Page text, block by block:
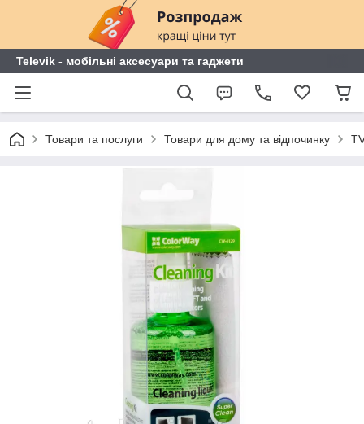
Televik - мобільні аксесуари та гаджети
Товари та послуги Товари для дому та відпочинку